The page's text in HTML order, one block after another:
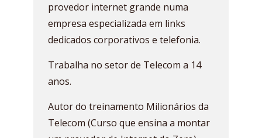
provedor internet grande numa
empresa especializada em links
dedicados corporativos e telefonia.
Trabalha no setor de Telecom a 14
anos.
Autor do treinamento Milionários da
Telecom (Curso que ensina a montar